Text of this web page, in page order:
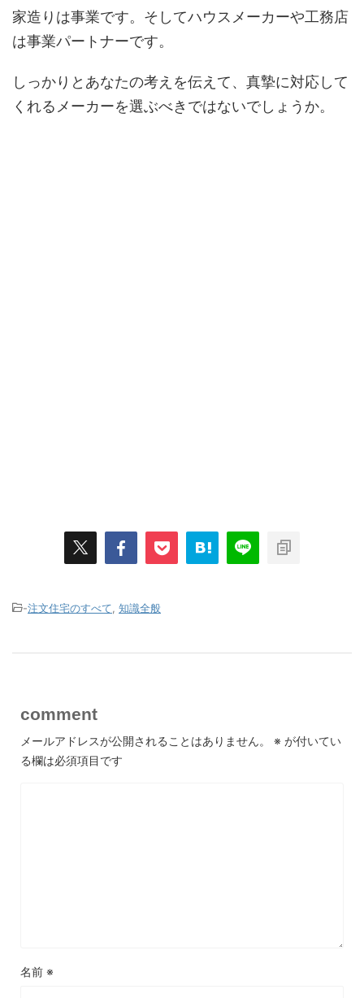
家造りは事業です。そしてハウスメーカーや工務店
は事業パートナーです。
しっかりとあなたの考えを伝えて、真摯に対応して
くれるメーカーを選ぶべきではないでしょうか。
-注文住宅のすべて 知識全般
comment
メールアドレスが公開されることはありません。 ※ が付いてい
る欄は必須項目です
名前 ※